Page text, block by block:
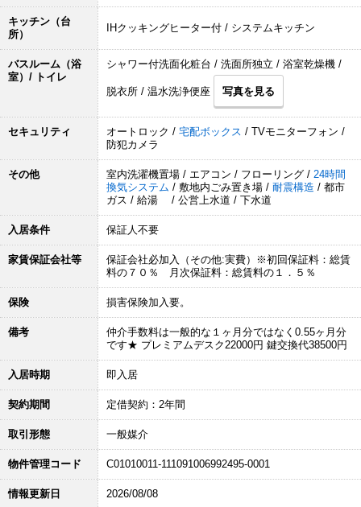
キッチン（台
所）
IHクッキングヒーター付 / システムキッチン
バスルーム（浴
室）/ トイレ
シャワー付洗面化粧台 / 洗面所独立 / 浴室乾燥機 /
脱衣所 / 温水洗浄便座 写真を見る
セキュリティ オートロック / 宅配ボックス / TVモニターフォン /
防犯カメラ
その他 室内洗濯機置場 / エアコン / フローリング / 24時間
換気システム / 敷地内ごみ置き場 / 耐震構造 / 都市
ガス / 給湯 / 公営上水道 / 下水道
入居条件 保証人不要
家賃保証会社等
保証会社必加入（その他:実費）※初回保証料：総賃
料の７０％ 月次保証料：総賃料の１．５％
保険 損害保険加入要。
備考
仲介手数料は一般的な１ヶ月分ではなく0.55ヶ月分
です★ プレミアムデスク22000円 鍵交換代38500円
入居時期 即入居
契約期間 定借契約：2年間
取引形態 一般媒介
物件管理コード C01010011-111091006992495-0001
情報更新日 2026/08/08